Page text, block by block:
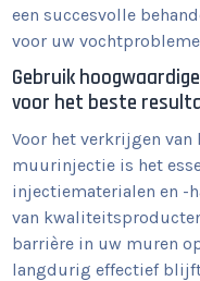
een succesvolle
voor uw
Gebruik
voor het beste
Voor het verkrijgen
muurinjectie is het
injectiematerialen en -
van
barrière in uw muren
langdurig effectief